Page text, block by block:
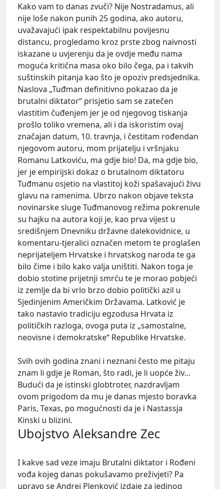
Kako vam to danas zvuči? Nije Nostradamus, ali
nije loše nakon punih 25 godina, ako autoru,
uvažavajući ipak respektabilnu povijesnu
distancu, progledamo kroz prste zbog naivnosti
iskazane u uvjerenju da je ovdje među nama
moguća kritična masa oko bilo čega, pa i takvih
suštinskih pitanja kao što je opoziv predsjednika.
Naslova „Tuđman definitivno pokazao da je
brutalni diktator“ prisjetio sam se zatečen
vlastitim čuđenjem jer je od njegovog tiskanja
prošlo toliko vremena, ali i da iskoristim ovaj
značajan datum, 10. travnja, i čestitam rođendan
njegovom autoru, mom prijatelju i vršnjaku
Romanu Latkoviću, ma gdje bio! Da, ma gdje bio,
jer je empirijski dokaz o brutalnom diktatoru
Tuđmanu osjetio na vlastitoj koži spašavajući živu
glavu na ramenima. Ubrzo nakon objave teksta
novinarske sluge Tuđmanovog režima pokrenule
su hajku na autora koji je, kao prva vijest u
središnjem Dnevniku državne dalekovidnice, u
komentaru-tjeralici označen metom te proglašen
neprijateljem Hrvatske i hrvatskog naroda te ga
bilo čime i bilo kako valja uništiti. Nakon toga je
dobio stotine prijetnji smrću te je morao pobjeći
iz zemlje da bi vrlo brzo dobio politički azil u
Sjedinjenim Američkim Državama. Latković je
tako nastavio tradiciju egzodusa Hrvata iz
političkih razloga, ovoga puta iz „samostalne,
neovisne i demokratske“ Republike Hrvatske.
Svih ovih godina znani i neznani često me pitaju
znam li gdje je Roman, što radi, je li uopće živ…
Budući da je istinski globtroter, nazdravljam
ovom prigodom da mu je danas mjesto boravka
Paris, Texas, po mogućnosti da je i Nastassja
Kinski u blizini.
Ubojstvo Aleksandre Zec
I kakve sad veze imaju Brutalni diktator i Rođeni
vođa kojeg danas pokušavamo preživjeti? Pa
upravo se Andrej Plenković izdaje za jedinog